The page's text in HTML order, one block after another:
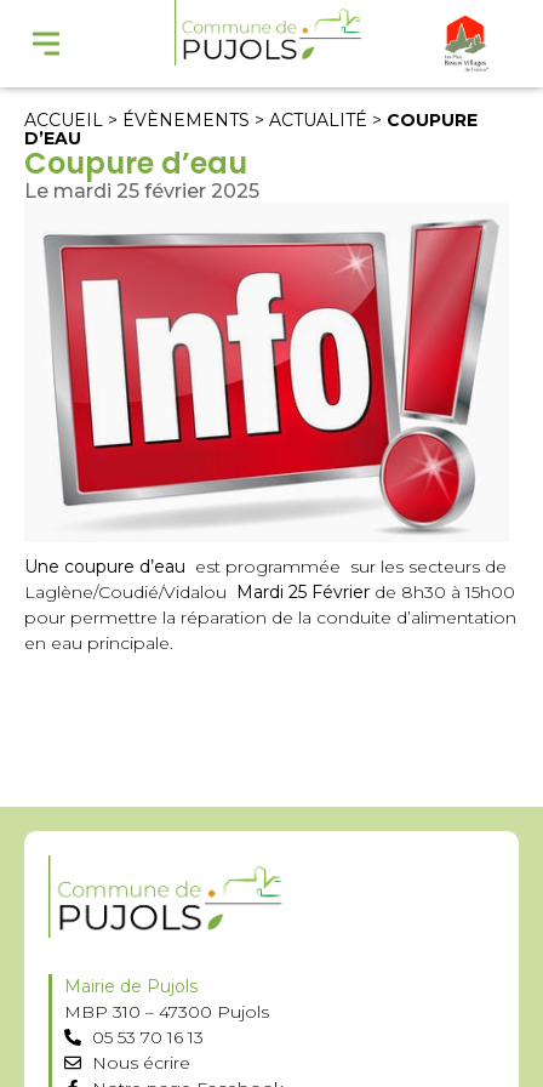
ACCUEIL > ÉVÈNEMENTS > ACTUALITÉ > COUPURE
D’EAU
Coupure d’eau
Le mardi 25 février 2025
Une coupure d’eau est programmée sur les secteurs de
Laglène/Coudié/Vidalou Mardi 25 Février de 8h30 à 15h00
pour permettre la réparation de la conduite d’alimentation
en eau principale.
Mairie de Pujols
MBP 310 – 47300 Pujols
05 53 70 16 13
Nous écrire